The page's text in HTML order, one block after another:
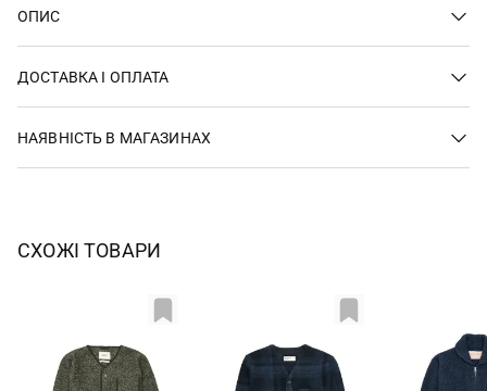
ОПИС
ДОСТАВКА І ОПЛАТА
НАЯВНІСТЬ В МАГАЗИНАХ
СХОЖІ ТОВАРИ